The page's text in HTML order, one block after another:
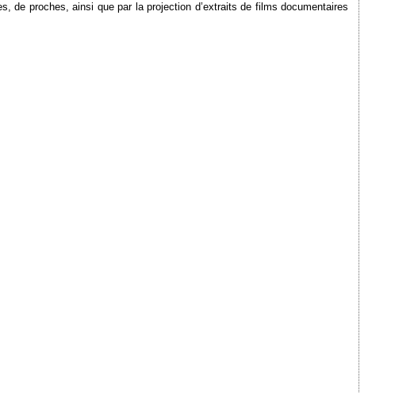
de proches, ainsi que par la projection d’extraits de films documentaires